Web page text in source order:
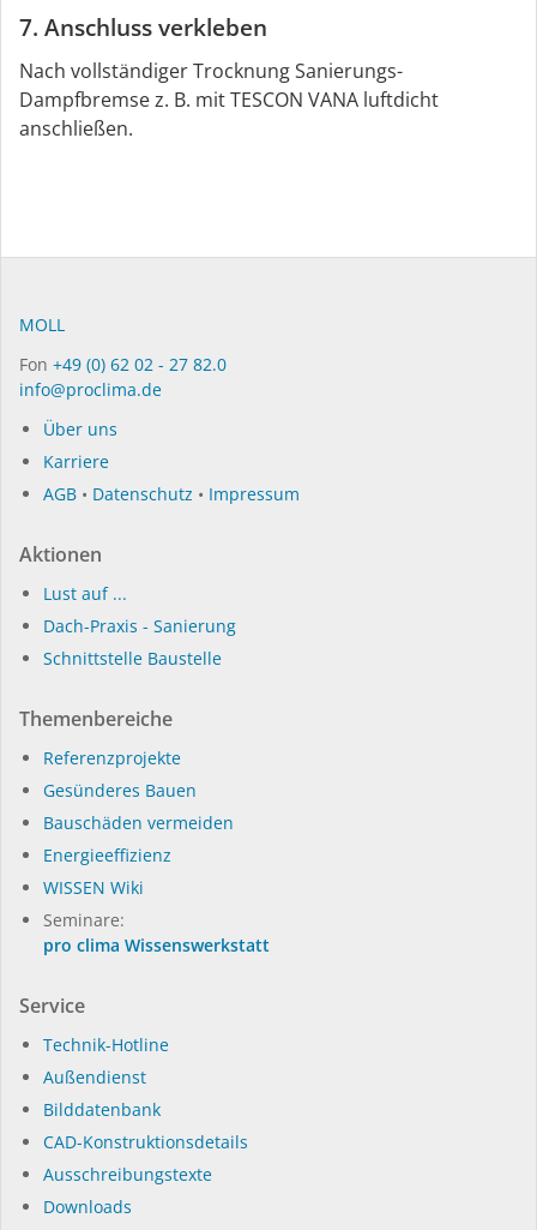
7. Anschluss verkleben
Nach vollständiger Trocknung Sanierungs-
Dampfbremse z. B. mit TESCON VANA luftdicht
anschließen.
MOLL
Fon +49 (0) 62 02 - 27 82.0
info@proclima.de
Über uns
Karriere
AGB • Datenschutz • Impressum
Aktionen
Lust auf ...
Dach-Praxis - Sanierung
Schnittstelle Baustelle
Themenbereiche
Referenzprojekte
Gesünderes Bauen
Bauschäden vermeiden
Energieeffizienz
WISSEN Wiki
Seminare:
pro clima Wissenswerkstatt
Service
Technik-Hotline
Außendienst
Bilddatenbank
CAD-Konstruktionsdetails
Ausschreibungstexte
Downloads